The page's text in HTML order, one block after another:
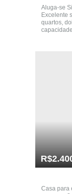
Aluga-se
Excelente
quartos,
Casa para